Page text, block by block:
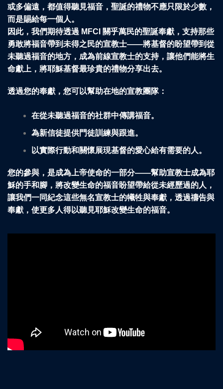
或多偏遠，都值得聽見福音，聖誕的禮物不應只限於少數，
而是賜給每一個人。
因此，我們期待透過 MFCI 關乎萬民的聖誕奉獻，支持那些
勇敢將福音帶到未得之民的宣教士——將基督的盼望帶到從
未聽過福音的地方，成為前線宣教士的支持，讓他們能將生
命獻上，將耶穌基督最珍貴的禮物分享出去。
透過您的奉獻，您可以幫助在地的宣教團隊：
在從未聽過福音的社群中傳講福音。
為新信徒提供門徒訓練與跟進。
以實際行動和關懷展現基督的愛心給有需要的人。
您的參與，是成為上帝使命的一部分——幫助宣教士成為耶
穌的手和腳，將改變生命的福音盼望帶給從未經歷過的人，
讓我們一同紀念這些無名宣教士的犧牲與奉獻，透過禱告與
奉獻，使更多人得以聽見耶穌改變生命的福音。